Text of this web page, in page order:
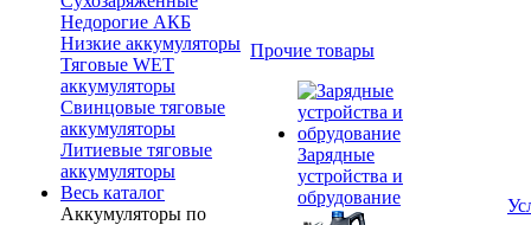
Недорогие АКБ
Низкие аккумуляторы
Тяговые WET
аккумуляторы
Свинцовые тяговые
аккумуляторы
Литиевые тяговые
аккумуляторы
Весь каталог
Аккумуляторы по
Прочие товары
Зарядные
устройства и
обрудование